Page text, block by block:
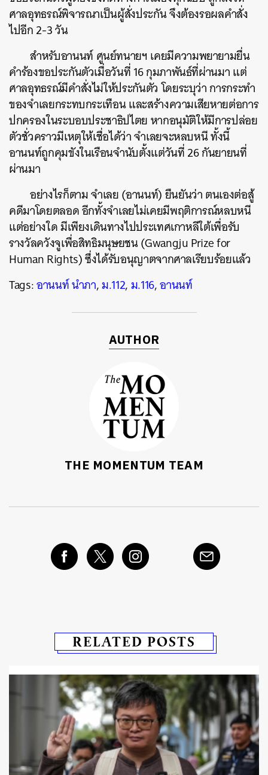
ศาลอุทธรณ์พิจารณาเป็นผู้สั่งประกัน จึงต้องรอผลคำสั่ง
ไปอีก 2-3 วัน
สำหรับอานนท์ ศูนย์ทนายฯ เคยมีความพยายามยื่น
คำร้องขอประกันตัวเมื่อวันที่ 16 กุมภาพันธ์ที่ผ่านมา แต่
ศาลอุทธรณ์มีคำสั่งไม่ให้ประกันตัว โดยระบุว่า การกระทำ
ของจำเลยกระทบกระเทือน และสร้างความเสียหายต่อการ
ปกครองในระบอบประชาธิปไตย หากอนุมัติให้มีการปล่อย
ตัวชั่วคราวมีเหตุให้เชื่อได้ว่า จำเลยจะหลบหนี ทั้งนี้
อานนท์ถูกคุมขังในเรือนจำนับตั้งแต่วันที่ 26 กันยายนที่
ผ่านมา
อย่างไรก็ตาม จำเลย (อานนท์) ยืนยันว่า ตนเองต่อสู้
คดีมาโดยตลอด อีกทั้งจำเลยไม่เคยมีพฤติการณ์หลบหนี
แต่อย่างใด มีเพียงเดินทางไปประเทศเกาหลีใต้เพื่อรับ
รางวัลควังจูเพื่อสิทธิมนุษยชน (Gwangju Prize for
Human Rights) ซึ่งได้รับอนุญาตจากศาลเรียบร้อยแล้ว
Tags:อานนท์ นำภา,ม.112,ม.116,อานนท์
AUTHOR
THE MOMENTUM TEAM
RELATED POSTS
ค้นหา
SHARE TWEET LINE EMAIL